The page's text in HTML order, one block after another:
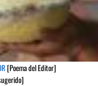
[Poema del Editor]